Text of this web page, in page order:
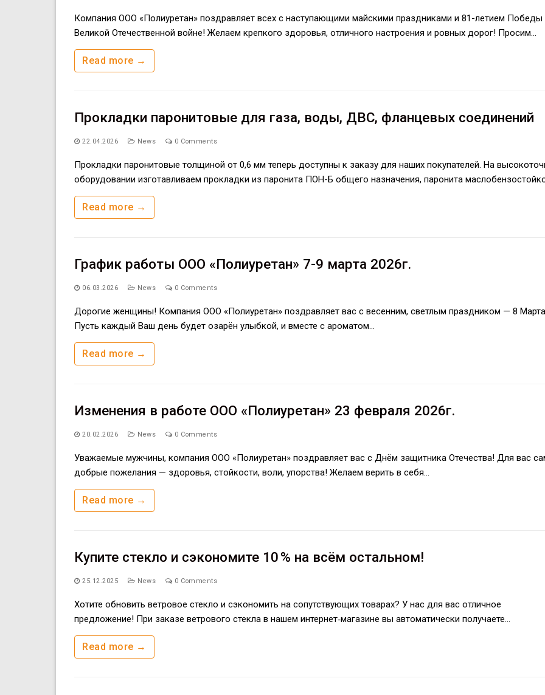
Компания ООО «Полиуретан» поздравляет всех с наступающими майскими праздниками и 81-летием Победы
Великой Отечественной войне! Желаем крепкого здоровья, отличного настроения и ровных дорог! Просим…
Read more →
Прокладки паронитовые для газа, воды, ДВС, фланцевых соединений
22.04.2026 News 0 Comments
Прокладки паронитовые толщиной от 0,6 мм теперь доступны к заказу для наших покупателей. На
оборудовании изготавливаем прокладки из паронита ПОН-Б общего назначения, паронита
Read more →
График работы ООО «Полиуретан» 7-9 марта 2026г.
06.03.2026 News 0 Comments
Дорогие женщины! Компания ООО «Полиуретан» поздравляет вас с весенним, светлым праздником — 8
Пусть каждый Ваш день будет озарён улыбкой, и вместе с ароматом…
Read more →
Изменения в работе ООО «Полиуретан» 23 февраля 2026г.
20.02.2026 News 0 Comments
Уважаемые мужчины, компания ООО «Полиуретан» поздравляет вас с Днём защитника Отечества! Для вас
добрые пожелания — здоровья, стойкости, воли, упорства! Желаем верить в себя…
Read more →
Купите стекло и сэкономите 10 % на всём остальном!
25.12.2025 News 0 Comments
Хотите обновить ветровое стекло и сэкономить на сопутствующих товарах? У нас для вас отличное
предложение! При заказе ветрового стекла в нашем интернет‑магазине вы автоматически получаете…
Read more →